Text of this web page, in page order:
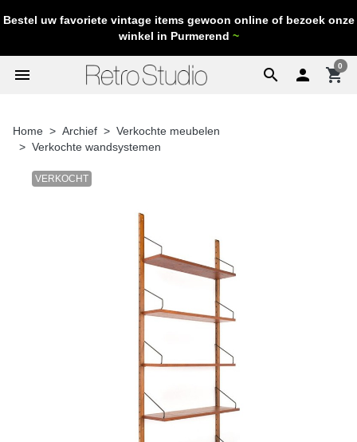
Bestel uw favoriete vintage items gewoon online of bezoek onze
winkel in Purmerend ~
search
menu  shopping_cart
0
Home Archief
Verkochte meubelen
Verkochte wandsystemen
VERKOCHT